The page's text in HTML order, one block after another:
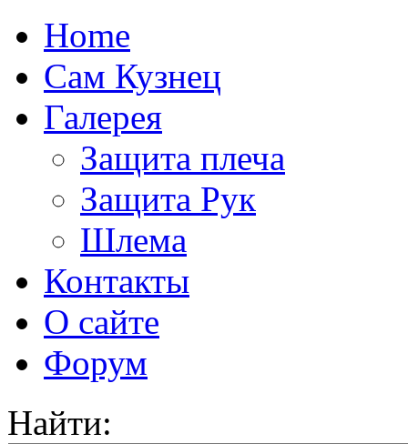
Home
Сам Кузнец
Галерея
Защита плеча
Защита Рук
Шлема
Контакты
О сайте
Форум
Найти: